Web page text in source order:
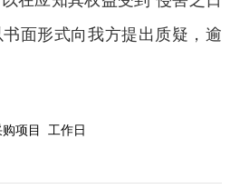
面形式向我方提出质疑，逾
项目 工作日